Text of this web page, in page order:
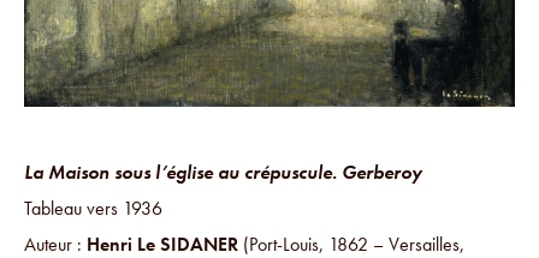
La Maison sous l’église au crépuscule. Gerberoy
Tableau vers 1936
Auteur : Henri Le SIDANER (Port-Louis, 1862 – Versailles,